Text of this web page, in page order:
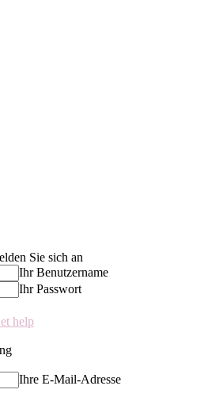
Sie sich an
Ihr Benutzername
Ihr Passwort
help
Ihre E-Mail-Adresse